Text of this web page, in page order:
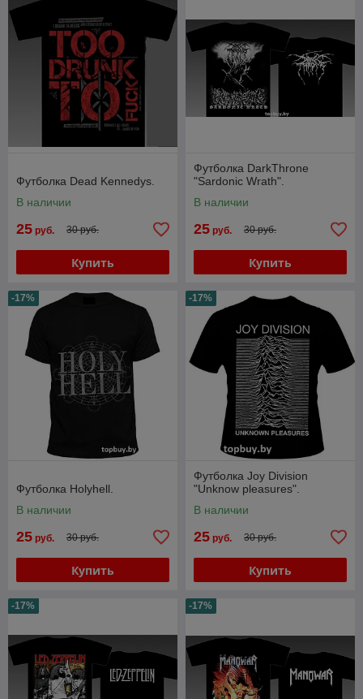
Футболка Dead Kennedys.
В наличии
25 руб. 30 руб.
Купить
Футболка DarkThrone
"Sardonic Wrath".
В наличии
25 руб. 30 руб.
Купить
-17%
Футболка Holyhell.
В наличии
25 руб. 30 руб.
Купить
-17%
Футболка Joy Division
"Unknow pleasures".
В наличии
25 руб. 30 руб.
Купить
-17% -17%